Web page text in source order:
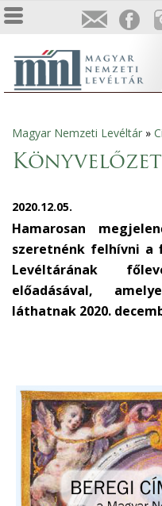
Jelenlegi
hely
Magyar Nemzeti Levéltár »
2020.12.05.
Hamarosan
szeretnénk felhívni a
Levéltárának
előadásával,
láthatnak 2020.